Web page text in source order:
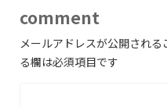
comment
メールアドレスが公開される
る欄は必須項目です